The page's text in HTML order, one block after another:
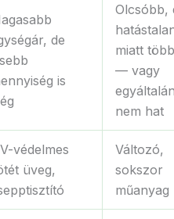
de
is
Olcsóbb,
miatt
— vagy
nem hat
védelmes
üveg,
Változó,
sokszor
műanyag